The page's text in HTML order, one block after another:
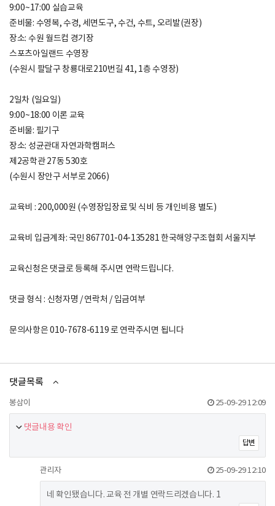
9:00~17:00 실습교육
준비물: 수영복, 수경, 세면도구, 수건, 수트, 오리발(권장)
장소: 수원 월드컵 경기장
스포츠아일랜드 수영장
(수원시 팔달구 창룡대로210번길 41, 1층 수영장)
2일차 (일요일)
9:00~18:00 이론 교육
준비물: 필기구
장소: 성균관대 자연과학캠퍼스
제2공학관 27동 530호
(수원시 장안구 서부로 2066)
교육비 : 200,000원 (수영장입장료 및 식비 등 개인비용 별도)
교육비 입금계좌: 국민 867701-04-135281 한국해양구조협회 서울지부
교육신청은 댓글로 등록해 주시면 연락드립니다.
댓글 형식 : 신청자명 / 연락처 / 입금여부
문의사항은 010-7678-6119 로 연락주시면 됩니다
댓글목록
봉삼이 25-09-29 12:09
댓글내용 확인
답변
관리자 25-09-29 12:10
네 확인됐습니다. 교육 전 개별 연락드리겠습니다. 1